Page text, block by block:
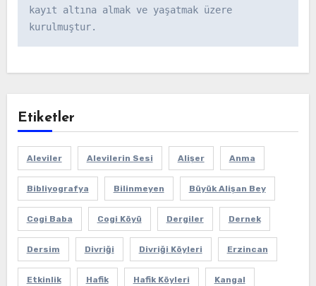
kayıt altına almak ve yaşatmak üzere
kurulmuştur.
Etiketler
Aleviler Alevilerin Sesi Alişer Anma
Bibliyografya Bilinmeyen Büyük Alişan Bey
Cogi Baba Cogi Köyü Dergiler Dernek
Dersim Divriği Divriği Köyleri Erzincan
Etkinlik Hafik Hafik Köyleri Kangal